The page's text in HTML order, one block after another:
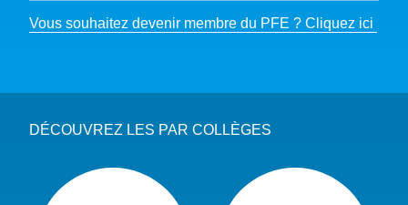
Vous souhaitez devenir membre du PFE ? Cliquez ici
DÉCOUVREZ LES PAR COLLÈGES